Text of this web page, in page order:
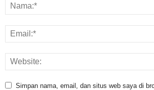
Simpan nama, email, dan situs web saya di